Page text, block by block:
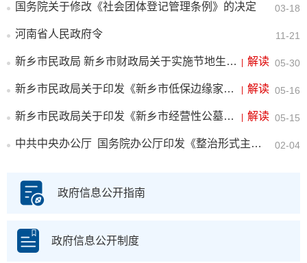
国务院关于修改《社会团体登记管理条例》的决定 03-18
河南省人民政府令 11-21
解读
新乡市民政局 新乡市财政局关于实施节地生态安葬奖补政策的通知 05-30
解读
新乡市民政局关于印发《新乡市低保边缘家庭和刚性支出困难家庭认定办法》的通知 05-16
解读
新乡市民政局关于印发《新乡市经营性公墓管理办法（试行）》的通知 05-15
中共中央办公厅 国务院办公厅印发《整治形式主义为基层减负若干规定》 02-04
政府信息公开指南
政府信息公开制度